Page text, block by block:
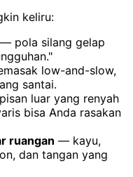
keliru:
— pola silang gelap
low-and-slow,
santai.
luar yang renyah
bisa Anda rasakan
ruangan — kayu,
dan tangan yang